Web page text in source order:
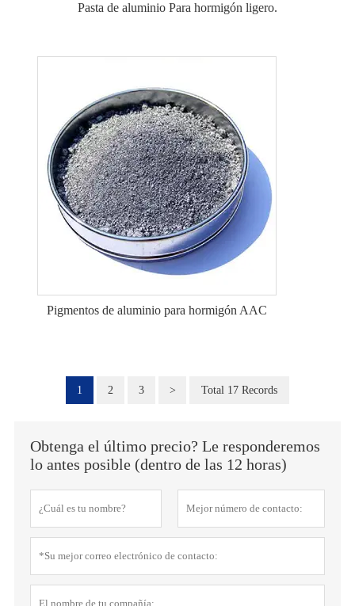
Pasta de aluminio Para hormigón ligero.
Pigmentos de aluminio para hormigón AAC
1 2 3 > Total 17 Records
Obtenga el último precio? Le responderemos
lo antes posible (dentro de las 12 horas)